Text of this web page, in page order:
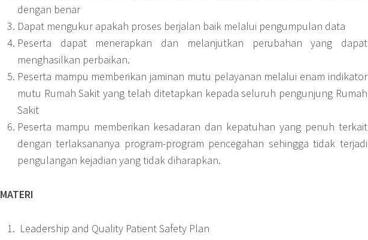
dengan benar
Dapat mengukur apakah proses berjalan baik melalui pengumpulan data
Peserta dapat menerapkan dan melanjutkan perubahan yang dapat
menghasilkan perbaikan.
Peserta mampu memberikan jaminan mutu pelayanan melalui enam indikator
mutu Rumah Sakit yang telah ditetapkan kepada seluruh pengunjung Rumah
Sakit
Peserta mampu memberikan kesadaran dan kepatuhan yang penuh terkait
dengan terlaksananya program-program pencegahan sehingga tidak terjadi
pengulangan kejadian yang tidak diharapkan.
MATERI
Leadership and Quality Patient Safety Plan